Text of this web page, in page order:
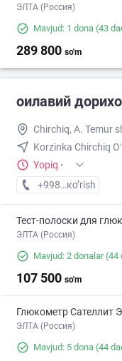
ЭЛТА (Россия)
Mavjud: 1 dona (43
289 800 so'm
оилавий
Chirchiq, A. Temur
Korzinka Chirchiq
Yopiq ·
+998 (97) XXX-XX-
кo’rish
Тест-полоски для
ЭЛТА (Россия)
Mavjud: 2 donalar(44
107 500 so'm
Глюкометр Сателлит
ЭЛТА (Россия)
Mavjud: 5 dona (44